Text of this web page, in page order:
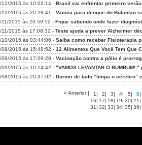
12/2015 às 10:02:14 - Brasil vai enfrentar primeiro
12/2015 às 20:28:41 - Vacina para dengue do Butantan
11/2015 às 20:59:52 - Fique sabendo onde fazer
11/2015 às 17:08:32 - Teste ajuda a prever Alzheimer
10/2015 às 03:44:06 - Saiba como receber Fisioterapia
09/2015 às 15:48:52 - 12 Alimentos Que Você Tem Que
09/2015 às 17:09:28 - Vacinação contra a pólio é
09/2015 às 10:14:42 - "VAMOS LEVANTAR O
08/2015 às 20:37:02 - Dormir de lado “limpa o cérebro”
« Anterior| 1 | 2| 3| 4| 5| 6|
16| 17| 18| 19| 20| 21 |
31 | 32| 33| 34| 35| 36|